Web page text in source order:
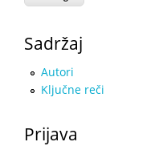
Sadržaj
Autori
Ključne reči
Prijava